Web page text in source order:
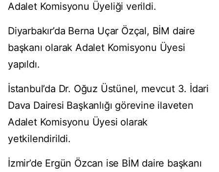
Adalet Komisyonu Üyeliği verildi.
Diyarbakır’da Berna Uçar Özçal, BİM daire
başkanı olarak Adalet Komisyonu Üyesi
yapıldı.
İstanbul’da Dr. Oğuz Üstünel, mevcut 3. İdari
Dava Dairesi Başkanlığı görevine ilaveten
Adalet Komisyonu Üyesi olarak
yetkilendirildi.
İzmir’de Ergün Özcan ise BİM daire başkanı